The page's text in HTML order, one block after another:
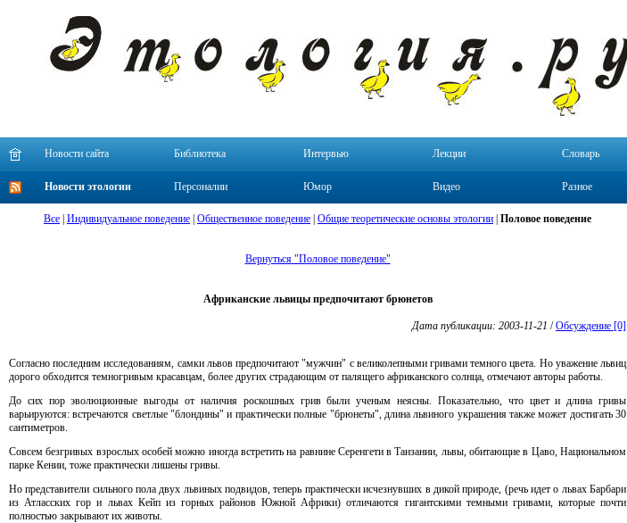
Новости сайта Библиотека Интервью Лекции Словарь
Новости этологии Персоналии Юмор Видео Разное
Все Индивидуальное поведение Общественное поведение Общие теоретические основы этологии Половое поведение
Вернуться "Половое поведение"
Африканские львицы предпочитают брюнетов
Дата публикации: 2003-11-21 /Обсуждение [0]
Согласно последним исследованиям, самки львов предпочитают "мужчин" с великолепными гривами темного цвета. Но уважение львиц
дорого обходится темногривым красавцам, более других страдающим от палящего африканского солнца, отмечают авторы работы.
До сих пор эволюционные выгоды от наличия роскошных грив были ученым неясны. Показательно, что цвет и длина гривы
варьируются: встречаются светлые "блондины" и практически полные "брюнеты", длина львиного украшения также может достигать 30
сантиметров.
Совсем безгривых взрослых особей можно иногда встретить на равнине Серенгети в Танзании, львы, обитающие в Цаво, Национальном
парке Кении, тоже практически лишены гривы.
Но представители сильного пола двух львиных подвидов, теперь практически исчезнувших в дикой природе, (речь идет о львах Барбари
из Атласских гор и львах Кейп из горных районов Южной Африки) отличаются гигантскими темными гривами, которые почти
полностью закрывают их животы.